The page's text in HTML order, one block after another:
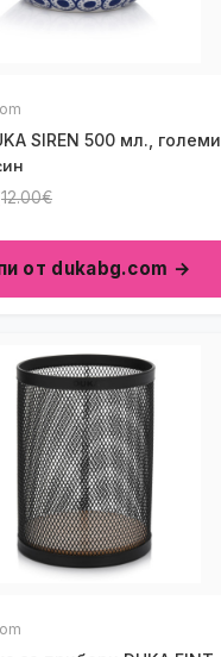
SIREN 500 мл., големи
12.00€
от dukabg.com →